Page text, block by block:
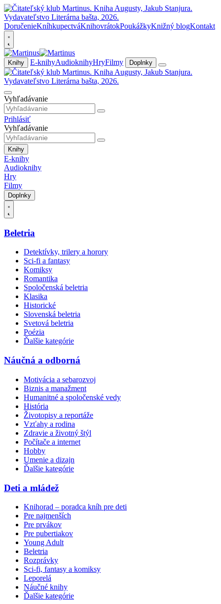
DoručenieKníhkupectváKnihovrátokPoukážkyKnižný blogKontakt
Knihy E-knihyAudioknihyHryFilmy Doplnky
Vyhľadávanie
Prihlásiť
Vyhľadávanie
Knihy
E-knihy
Audioknihy
Hry
Filmy
Doplnky
Beletria
Detektívky, trilery a horory
Sci-fi a fantasy
Komiksy
Romantika
Spoločenská beletria
Klasika
Historické
Slovenská beletria
Svetová beletria
Poézia
Ďalšie kategórie
Náučná a odborná
Motivácia a sebarozvoj
Biznis a manažment
Humanitné a spoločenské vedy
História
Životopisy a reportáže
Vzťahy a rodina
Zdravie a životný štýl
Počítače a internet
Hobby
Umenie a dizajn
Ďalšie kategórie
Deti a mládež
Knihorad – poradca kníh pre deti
Pre najmenších
Pre prvákov
Pre pubertiakov
Young Adult
Beletria
Rozprávky
Sci-fi, fantasy a komiksy
Leporelá
Náučné knihy
Ďalšie kategórie